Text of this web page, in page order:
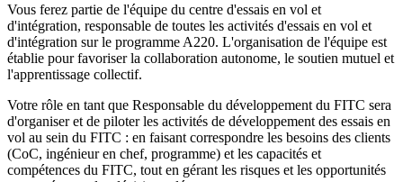
Vous ferez partie de l'équipe du centre d'essais en vol et
d'intégration, responsable de toutes les activités d'essais en vol et
d'intégration sur le programme A220. L'organisation de l'équipe est
établie pour favoriser la collaboration autonome, le soutien mutuel et
l'apprentissage collectif.
Votre rôle en tant que Responsable du développement du FITC sera
d'organiser et de piloter les activités de développement des essais en
vol au sein du FITC : en faisant correspondre les besoins des clients
(CoC, ingénieur en chef, programme) et les capacités et
compétences du FITC, tout en gérant les risques et les opportunités